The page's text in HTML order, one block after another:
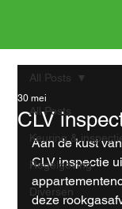
All Posts
Keuring &
Regelgeving
Diversen
All Posts
CLV
30 mei
Aan de kust
CLV inspectie
deze